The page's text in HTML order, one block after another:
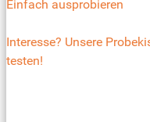
Einfach ausprobieren
Interesse? Unsere
testen!